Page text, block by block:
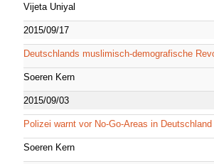
Vijeta Uniyal
2015/09/17
Deutschlands muslimisch-demografische
Soeren Kern
2015/09/03
Polizei warnt vor No-Go-Areas in Deutschland
Soeren Kern